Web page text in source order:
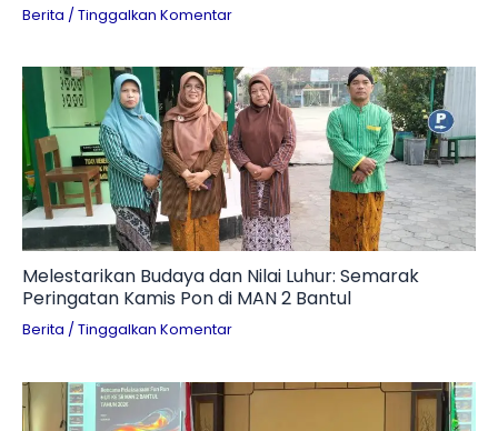
Technopreneur dan Tantangan Branding UMKM
Berita / Tinggalkan Komentar
Melestarikan Budaya dan Nilai Luhur: Semarak
Peringatan Kamis Pon di MAN 2 Bantul
Berita / Tinggalkan Komentar